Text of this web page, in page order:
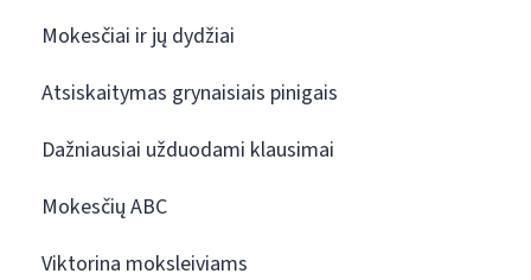
Mokesčiai ir jų dydžiai
Atsiskaitymas grynaisiais pinigais
Dažniausiai užduodami klausimai
Mokesčių ABC
Viktorina moksleiviams